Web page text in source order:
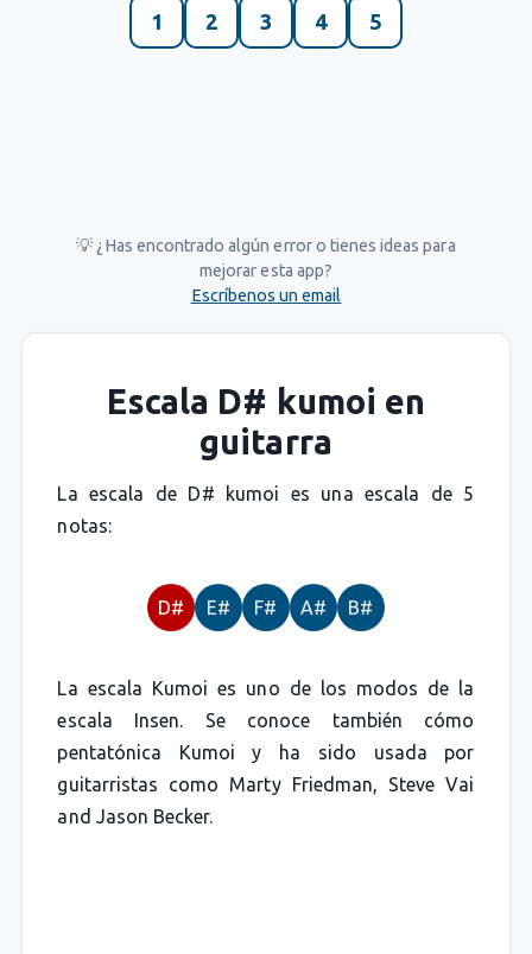
1 2 3 4 5
💡 ¿Has encontrado algún error o tienes ideas para
mejorar esta app?
Escríbenos un email
Escala D# kumoi en
guitarra
La escala de D# kumoi es una escala de 5
notas:
D# E# F# A# B#
La escala Kumoi es uno de los modos de la
escala Insen. Se conoce también cómo
pentatónica Kumoi y ha sido usada por
guitarristas como Marty Friedman, Steve Vai
and Jason Becker.